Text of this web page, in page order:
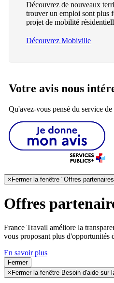
Découvrez de nouveaux
trouver un emploi sont plus
projet de mobilité
Découvrez Mobiville
Votre avis nous
Qu'avez-vous pensé du service
× Fermer la fenêtre "Offres
Offres
France Travail améliore la
vous proposant plus d'opportunités
En savoir plus
Fermer
× Fermer la fenêtre Besoin d'aide sur